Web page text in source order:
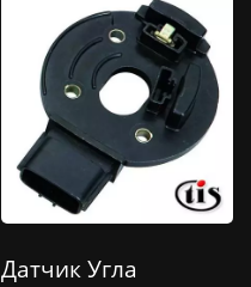
Датчик Угла